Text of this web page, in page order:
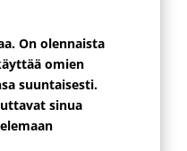
On olennaista
omien
suuntaisesti.
sinua